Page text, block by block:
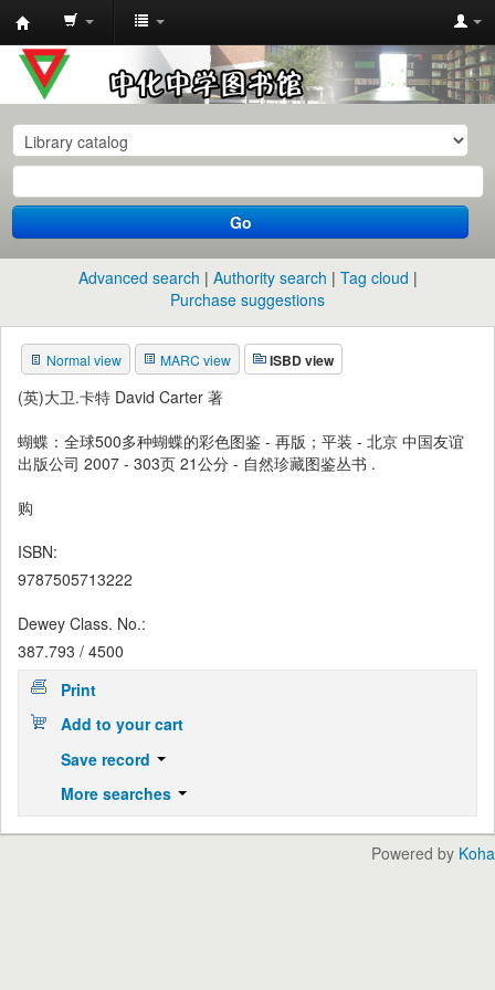
中
化
中
学
图
书
馆
目
录
Go
Advanced search Authority search
Tag cloud
Purchase suggestions
Normal view MARC view ISBD view
(英)大卫.卡特 David Carter 著
蝴蝶：全球500多种蝴蝶的彩色图鉴 - 再版；平装 - 北京 中国友谊
出版公司 2007 - 303页 21公分 - 自然珍藏图鉴丛书 .
购
ISBN:
9787505713222
Dewey Class. No.:
387.793 / 4500
Print
Add to your cart
Save record
More searches
Powered by Koha